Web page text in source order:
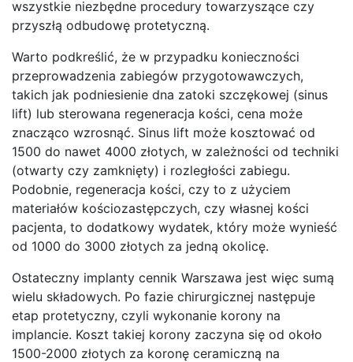
wszystkie niezbędne procedury towarzyszące czy
przyszłą odbudowę protetyczną.
Warto podkreślić, że w przypadku konieczności
przeprowadzenia zabiegów przygotowawczych,
takich jak podniesienie dna zatoki szczękowej (sinus
lift) lub sterowana regeneracja kości, cena może
znacząco wzrosnąć. Sinus lift może kosztować od
1500 do nawet 4000 złotych, w zależności od techniki
(otwarty czy zamknięty) i rozległości zabiegu.
Podobnie, regeneracja kości, czy to z użyciem
materiałów kościozastępczych, czy własnej kości
pacjenta, to dodatkowy wydatek, który może wynieść
od 1000 do 3000 złotych za jedną okolicę.
Ostateczny implanty cennik Warszawa jest więc sumą
wielu składowych. Po fazie chirurgicznej następuje
etap protetyczny, czyli wykonanie korony na
implancie. Koszt takiej korony zaczyna się od około
1500-2000 złotych za koronę ceramiczną na